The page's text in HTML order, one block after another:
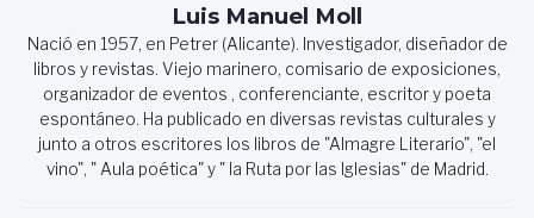
Luis Manuel Moll
Nació en 1957, en Petrer (Alicante). Investigador, diseñador de
libros y revistas. Viejo marinero, comisario de exposiciones,
organizador de eventos , conferenciante, escritor y poeta
espontáneo. Ha publicado en diversas revistas culturales y
junto a otros escritores los libros de "Almagre Literario", "el
vino", " Aula poética" y " la Ruta por las Iglesias" de Madrid.